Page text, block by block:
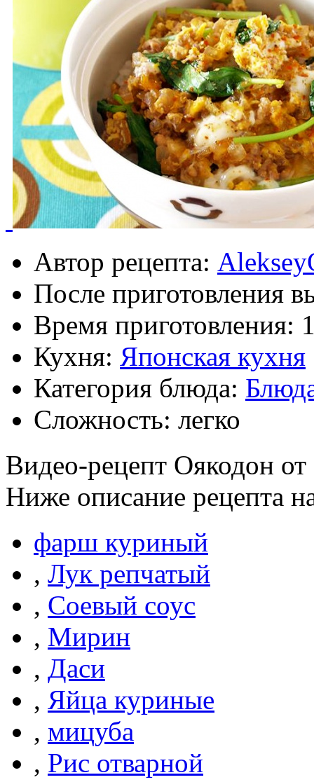
Автор рецепта:
После приготовления
Время приготовления:
Кухня: Японская кухня
Категория блюда:
Сложность: легко
Видео-рецепт Оякодон
Ниже описание рецепта
фарш куриный
, Лук репчатый
, Соевый соус
, Мирин
, Даси
, Яйца куриные
, мицуба
, Рис отварной